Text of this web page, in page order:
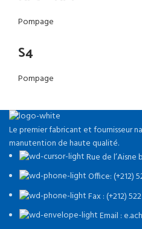
Pompage
S4
Pompage
Le premier fabricant et fournisseur
manutention de haute qualité.
Rue de
Office: (+212)
Fax : (+212)
Email :